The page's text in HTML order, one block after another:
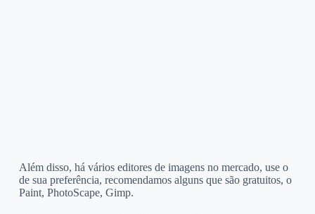
Além disso, há vários editores de imagens no mercado, use o
de sua preferência, recomendamos alguns que são gratuitos, o
Paint, PhotoScape, Gimp.